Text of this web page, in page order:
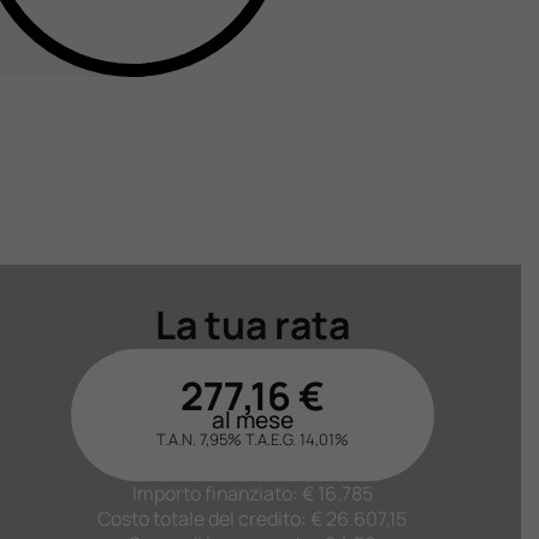
La tua rata
277,16 €
al mese
T.A.N. 7,95% T.A.E.G. 14,01%
Importo finanziato: € 16.785
Costo totale del credito: € 26.607,15